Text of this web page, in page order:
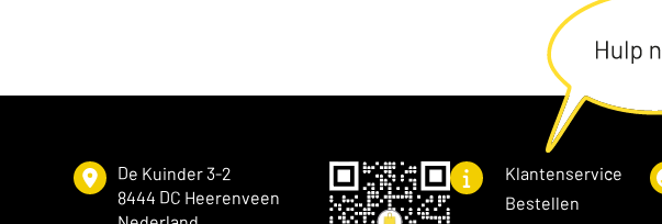
De Kuinder 3-2
8444 DC Heerenveen
Klantenservice
Bestellen